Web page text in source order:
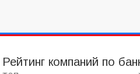
Рейтинг компаний по